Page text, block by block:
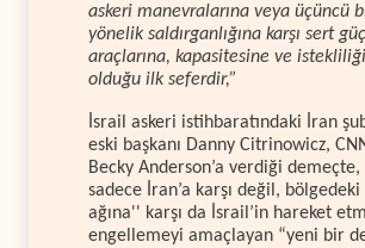
askeri manevralarına veya üçüncü
yönelik saldırganlığına karşı sert
araçlarına, kapasitesine ve
olduğu ilk seferdir,”
İsrail askeri istihbaratındaki İran
eski başkanı Danny Citrinowicz,
Becky Anderson’a verdiği demeçte,
sadece İran’a karşı değil, bölgedeki
ağına'' karşı da İsrail’in hareket
engellemeyi amaçlayan “yeni bir